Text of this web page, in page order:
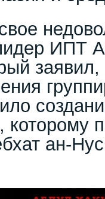
ИПТ
ан-